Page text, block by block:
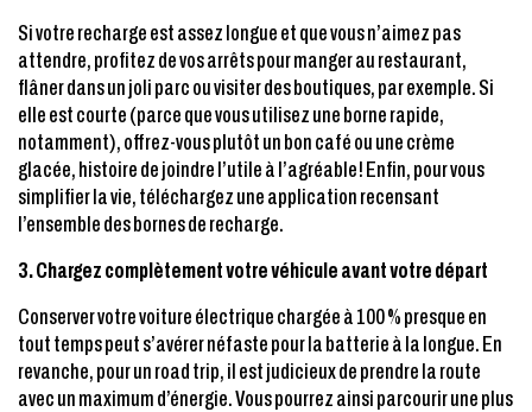
Si votre recharge est assez longue et que vous n’aimez pas
attendre, profitez de vos arrêts pour manger au restaurant,
flâner dans un joli parc ou visiter des boutiques, par exemple. Si
elle est courte (parce que vous utilisez une borne rapide,
notamment), offrez-vous plutôt un bon café ou une crème
glacée, histoire de joindre l’utile à l’agréable! Enfin, pour vous
simplifier la vie, téléchargez une application recensant
l’ensemble des bornes de recharge.
3.Chargez complètement votre véhicule avant votre départ
Conserver votre voiture électrique chargée à 100 % presque en
tout temps peut s’avérer néfaste pour la batterie à la longue. En
revanche, pour unroad trip, il est judicieux de prendre la route
avec un maximum d’énergie. Vous pourrez ainsi parcourir une plus